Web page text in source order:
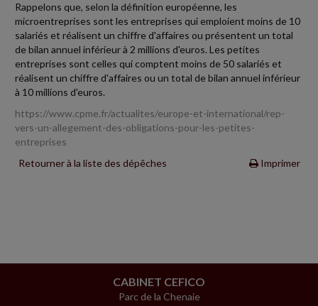
Rappelons que, selon la définition européenne, les
microentreprises sont les entreprises qui emploient moins de 10
salariés et réalisent un chiffre d'affaires ou présentent un total
de bilan annuel inférieur à 2 millions d'euros. Les petites
entreprises sont celles qui comptent moins de 50 salariés et
réalisent un chiffre d'affaires ou un total de bilan annuel inférieur
à 10 millions d'euros.
https://www.cpme.fr/actualites/europe-et-international/rep-
vers-un-allegement-des-obligations-pour-les-petites-
entreprises
Retourner à la liste des dépêches
Imprimer
CABINET CEFICO
Parc de la Chenaie